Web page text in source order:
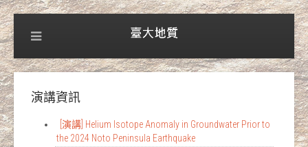
演講資訊
[演講] Helium Isotope Anomaly in Groundwater Prior to
the 2024 Noto Peninsula Earthquake